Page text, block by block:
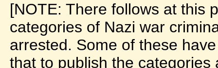
[NOTE: There follows at this
categories of Nazi war
arrested. Some of these
that to publish the